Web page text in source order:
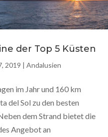
der Top 5 Küsten
2019 | Andalusien
im Jahr und 160 km
del Sol zu den besten
dem Strand bietet die
Angebot an